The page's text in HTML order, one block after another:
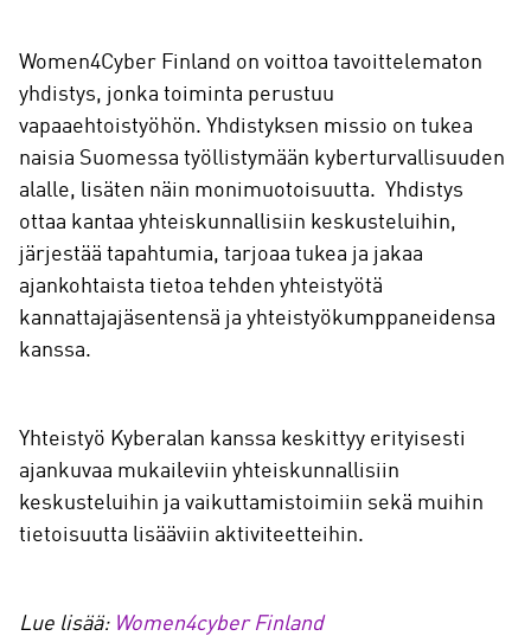
Women4Cyber Finland on voittoa tavoittelematon
yhdistys, jonka toiminta perustuu
vapaaehtoistyöhön. Yhdistyksen missio on tukea
naisia Suomessa työllistymään kyberturvallisuuden
alalle, lisäten näin monimuotoisuutta. Yhdistys
ottaa kantaa yhteiskunnallisiin keskusteluihin,
järjestää tapahtumia, tarjoaa tukea ja jakaa
ajankohtaista tietoa tehden yhteistyötä
kannattajajäsentensä ja yhteistyökumppaneidensa
kanssa.
Yhteistyö Kyberalan kanssa keskittyy erityisesti
ajankuvaa mukaileviin yhteiskunnallisiin
keskusteluihin ja vaikuttamistoimiin sekä muihin
tietoisuutta lisääviin aktiviteetteihin.
Lue lisää: Women4cyber Finland